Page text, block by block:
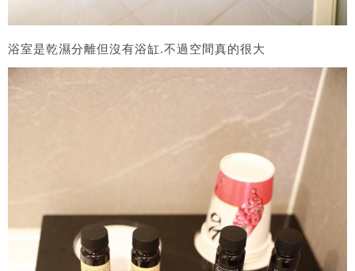
浴室是乾濕分離但沒有浴缸.不過空間真的很大